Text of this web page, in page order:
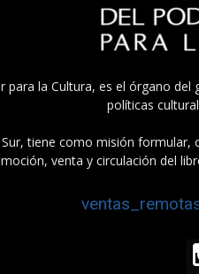
para la Cultura, es el órgano
políticas
tiene como misión
venta y circulación del